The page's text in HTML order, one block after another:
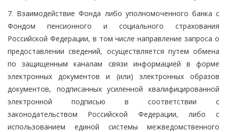
7. Взаимодействие Фонда либо уполномоченного банка с
Фондом пенсионного и социального страхования
Российской Федерации, в том числе направление запроса о
предоставлении сведений, осуществляется путем обмена
по защищенным каналам связи информацией в форме
электронных документов и (или) электронных образов
документов, подписанных усиленной квалифицированной
электронной подписью в соответствии с
законодательством Российской Федерации, либо с
использованием единой системы межведомственного